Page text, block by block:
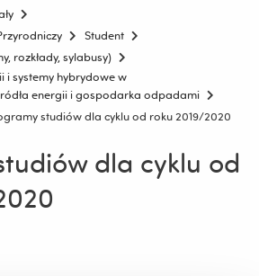
Student
rozkłady, sylabusy)
i systemy hybrydowe w
energii i gospodarka odpadami
studiów dla cyklu od roku 2019/2020
dla cyklu od